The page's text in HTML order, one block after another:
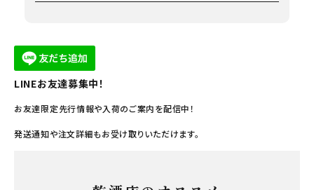
LINEお友達募集中！
お友達限定先行情報や入荷のご案内を配信中！
発送通知や注文詳細もお受け取りいただけます。